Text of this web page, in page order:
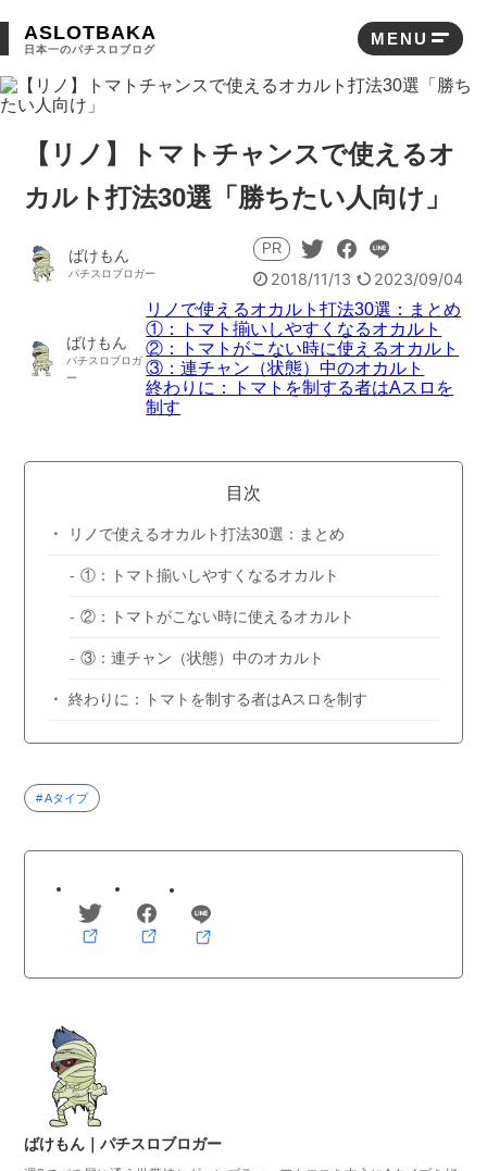
ASLOTBAKA
日本一のパチスロブログ
MENU
【リノ】トマトチャンスで使えるオ
カルト打法30選「勝ちたい人向け」
ばけもん PR
2018/11/13 2023/09/04
ばけもん
リノで使えるオカルト打法30選：まとめ
①：トマト揃いしやすくなるオカルト
②：トマトがこない時に使えるオカルト
③：連チャン（状態）中のオカルト
終わりに：トマトを制する者はAスロを
制す
目次
リノで使えるオカルト打法30選：まとめ
①：トマト揃いしやすくなるオカルト
②：トマトがこない時に使えるオカルト
③：連チャン（状態）中のオカルト
終わりに：トマトを制する者はAスロを制す
Aタイプ
ばけもん｜パチスロブロガー
目次
③：連チャン（状態）中のオカルト
終わりに：トマトを制する者はAスロを制す